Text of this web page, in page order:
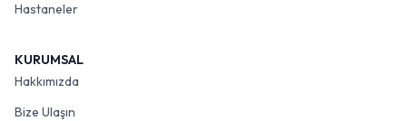
Hastaneler
KURUMSAL
Hakkımızda
Bize Ulaşın